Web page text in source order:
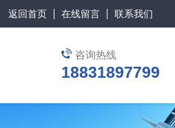
返回首页 在线留言 联系我们
咨询热线
18831897799